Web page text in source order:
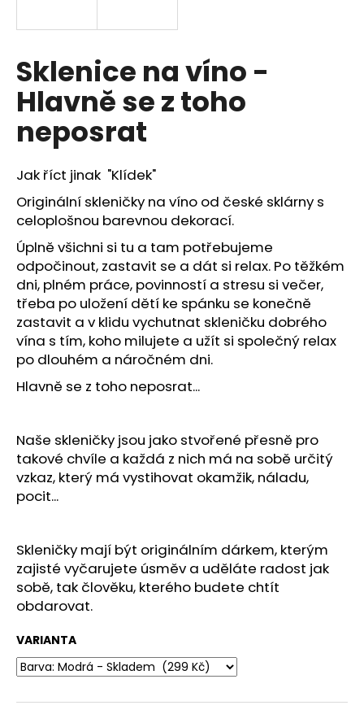
Sklenice na víno -
Hlavně se z toho
neposrat
Jak říct jinak "Klídek"
Originální skleničky na víno od české sklárny s
celoplošnou barevnou dekorací.
Úplně všichni si tu a tam potřebujeme
odpočinout, zastavit se a dát si relax. Po těžkém
dni, plném práce, povinností a stresu si večer,
třeba po uložení dětí ke spánku se konečně
zastavit a v klidu vychutnat skleničku dobrého
vína s tím, koho milujete a užít si společný relax
po dlouhém a náročném dni.
Hlavně se z toho neposrat...
Naše skleničky jsou jako stvořené přesně pro
takové chvíle a každá z nich má na sobě určitý
vzkaz, který má vystihovat okamžik, náladu,
pocit...
Skleničky mají být originálním dárkem, kterým
zajisté vyčarujete úsměv a uděláte radost jak
sobě, tak člověku, kterého budete chtít
obdarovat.
VARIANTA
í
t
?
D
o
p
o
r
u
č
u
m
e
SKLENICE
-
HLAVNĚ
SE
Z
TOHO
NEPOSRAT
299
Kč